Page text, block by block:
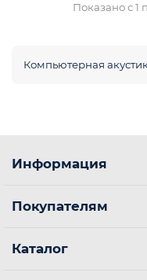
Показано с 1
Компьютерная
Информация
Покупателям
Каталог